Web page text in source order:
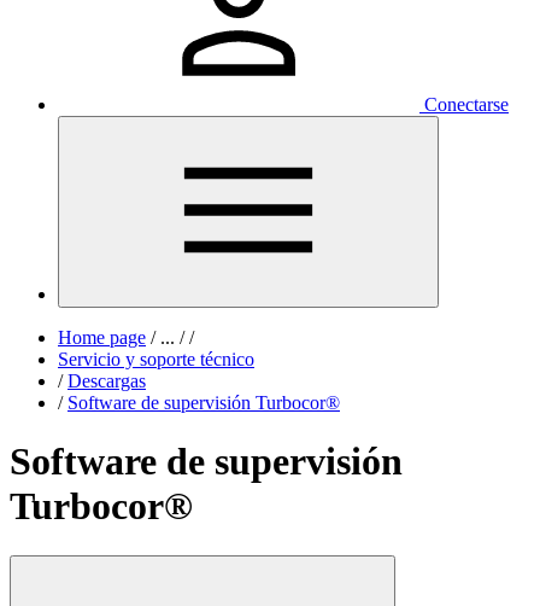
Conectarse
Home page /... / /
Servicio y soporte técnico
/ Descargas
/ Software de supervisión Turbocor®
Software de supervisión
Turbocor®